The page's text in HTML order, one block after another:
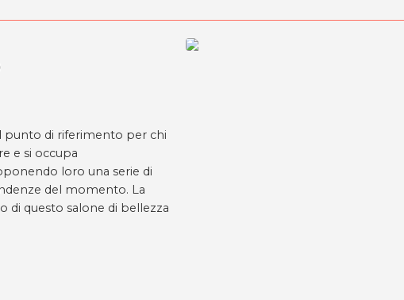
punto di riferimento per chi
e si occupa
loro una serie di
del momento. La
di questo salone di bellezza